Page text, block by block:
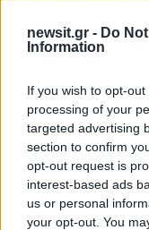
newsit.gr - Do
Information
If you wish to opt-
processing of your
targeted advertising
section to confirm
opt-out request is
interest-based ads
us or personal
your opt-out. You
Συγκλονιστικές
από το σεισμό
ρίχτερ στην
κατάσταση
ανάγκης η χώρα
περισσότερους
νεκρούς